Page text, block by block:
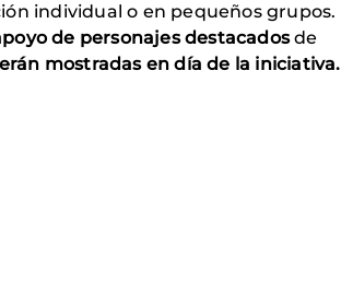
individual o en pequeños grupos.
de personajes destacadosde
mostradas en día de la iniciativa.